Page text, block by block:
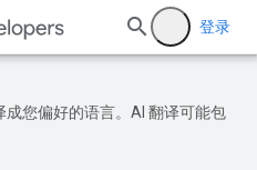
登录
成您偏好的语言。AI 翻译可能包